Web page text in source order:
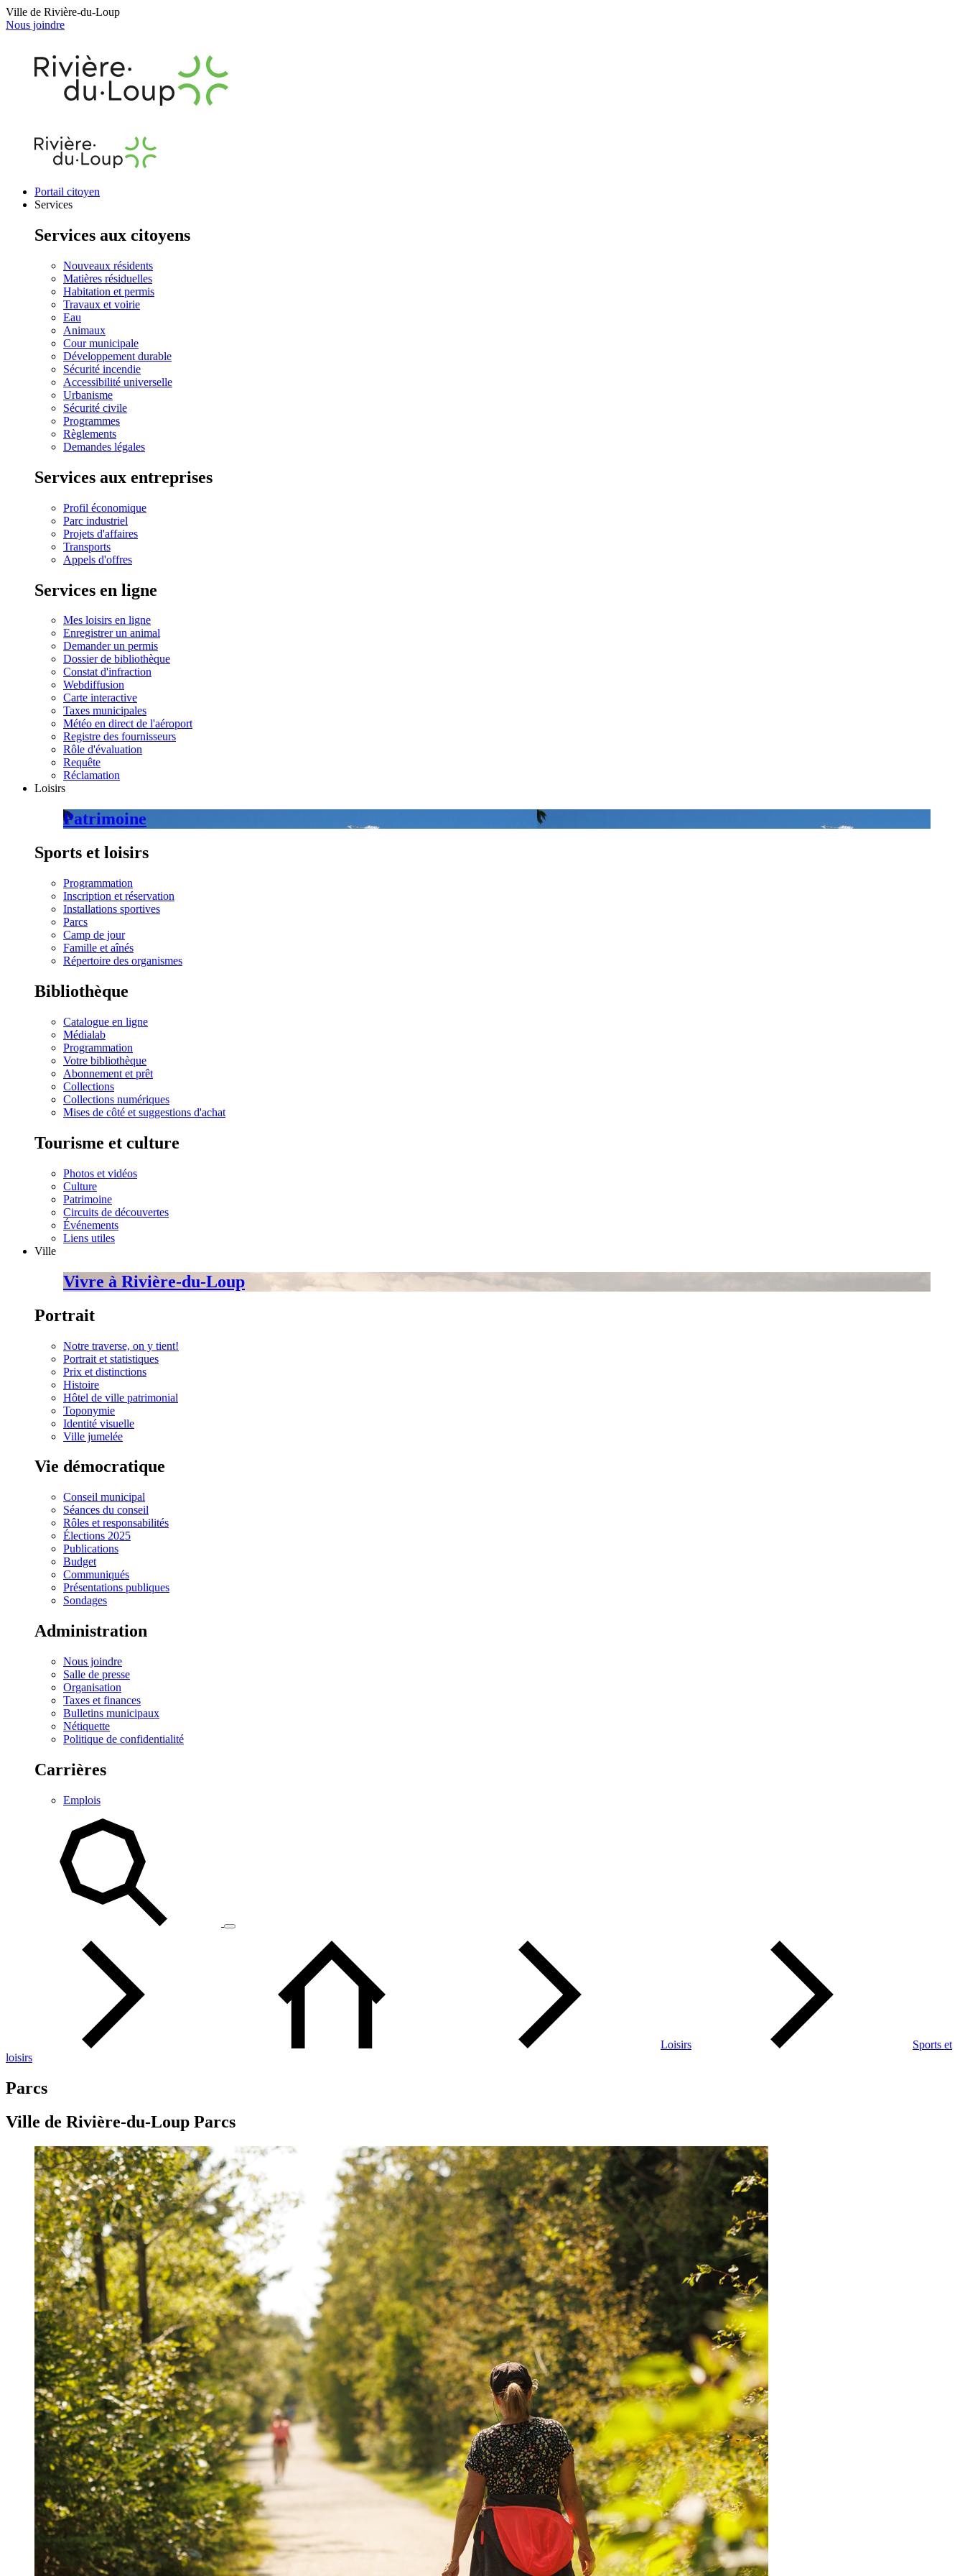
Ville de Rivière-du-Loup
Nous joindre
Portail citoyen
Services
Services aux citoyens
Nouveaux résidents
Matières résiduelles
Habitation et permis
Travaux et voirie
Eau
Animaux
Cour municipale
Développement durable
Sécurité incendie
Accessibilité universelle
Urbanisme
Sécurité civile
Programmes
Règlements
Demandes légales
Services aux entreprises
Profil économique
Parc industriel
Projets d'affaires
Transports
Appels d'offres
Services en ligne
Mes loisirs en ligne
Enregistrer un animal
Demander un permis
Dossier de bibliothèque
Constat d'infraction
Webdiffusion
Carte interactive
Taxes municipales
Météo en direct de l'aéroport
Registre des fournisseurs
Rôle d'évaluation
Requête
Réclamation
Loisirs
Patrimoine
Sports et loisirs
Programmation
Inscription et réservation
Installations sportives
Parcs
Camp de jour
Famille et aînés
Répertoire des organismes
Bibliothèque
Catalogue en ligne
Médialab
Programmation
Votre bibliothèque
Abonnement et prêt
Collections
Collections numériques
Mises de côté et suggestions d'achat
Tourisme et culture
Photos et vidéos
Culture
Patrimoine
Circuits de découvertes
Événements
Liens utiles
Ville
Vivre à Rivière-du-Loup
Portrait
Notre traverse, on y tient!
Portrait et statistiques
Prix et distinctions
Histoire
Hôtel de ville patrimonial
Toponymie
Identité visuelle
Ville jumelée
Vie démocratique
Conseil municipal
Séances du conseil
Rôles et responsabilités
Élections 2025
Publications
Budget
Communiqués
Présentations publiques
Sondages
Administration
Nous joindre
Salle de presse
Organisation
Taxes et finances
Bulletins municipaux
Nétiquette
Politique de confidentialité
Carrières
Emplois
Loisirs
Sports et
loisirs
Parcs
Ville de Rivière-du-Loup Parcs